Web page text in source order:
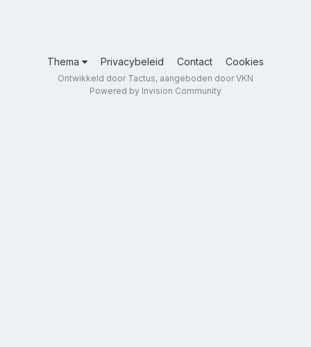
Thema Privacybeleid Contact Cookies
Ontwikkeld door Tactus, aangeboden door VKN
Powered by Invision Community